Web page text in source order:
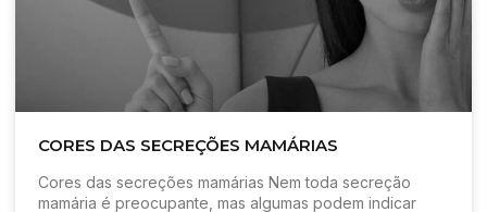
CORES DAS SECREÇÕES MAMÁRIAS
Cores das secreções mamárias Nem toda secreção
mamária é preocupante, mas algumas podem indicar